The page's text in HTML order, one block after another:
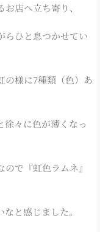
店へ立ち寄り、
らひと息つかせてい
の様に7種類（色）あ
徐々に色が薄くなっ
で『虹色ラムネ』
と感じました。